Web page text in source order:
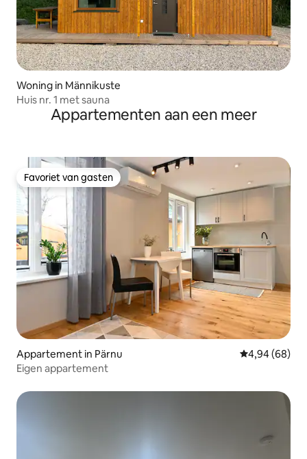
Woning in Männikuste
Huis nr. 1 met sauna
Appartementen aan een meer
Favoriet van gasten
Favoriet van gasten
Appartement in Pärnu Gemiddelde
4,94 (68)
Eigen appartement